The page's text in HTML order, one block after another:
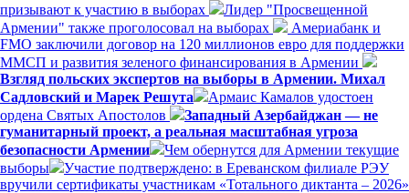
призывают к участию в выборах
Лидер "Просвещенной
Армении" также проголосовал на выборах
Америабанк и
FMO заключили договор на 120 миллионов евро для поддержки
ММСП и развития зеленого финансирования в Армении
Взгляд польских экспертов на выборы в Армении. Михал
Садловский и Марек Решута
Армаис Камалов удостоен
ордена Святых Апостолов
Западный Азербайджан — не
гуманитарный проект, а реальная масштабная угроза
безопасности Армении
Чем обернутся для Армении текущие
выборы
Участие подтверждено: в Ереванском филиале РЭУ
вручили сертификаты участникам «Тотального диктанта – 2026»